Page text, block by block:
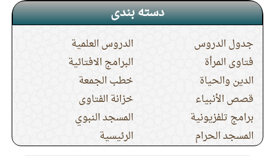
دسته بندی
جدول الدروس
الدروس العلمية
فتاوى المرأة
البرامج الافتائية
الدين والحياة
خطب الجمعة
قصص الأنبياء
خزانة الفتاوى
برامج تلفزيونية
المسجد النبوي
المسجد الحرام
الرئيسية